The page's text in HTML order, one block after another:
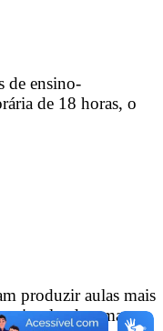
de ensino-
de 18 horas, o
produzir aulas mais
uma